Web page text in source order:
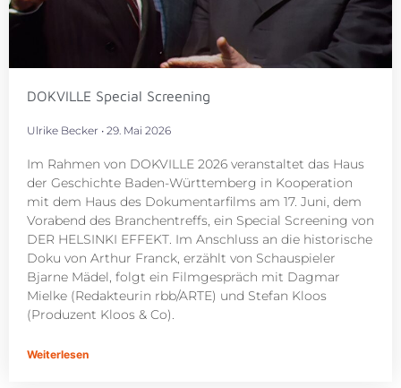
DOKVILLE Special Screening
Ulrike Becker 29. Mai 2026
Im Rahmen von DOKVILLE 2026 veranstaltet das Haus
der Geschichte Baden-Württemberg in Kooperation
mit dem Haus des Dokumentarfilms am 17. Juni, dem
Vorabend des Branchentreffs, ein Special Screening von
DER HELSINKI EFFEKT. Im Anschluss an die historische
Doku von Arthur Franck, erzählt von Schauspieler
Bjarne Mädel, folgt ein Filmgespräch mit Dagmar
Mielke (Redakteurin rbb/ARTE) und Stefan Kloos
(Produzent Kloos & Co).
Weiterlesen